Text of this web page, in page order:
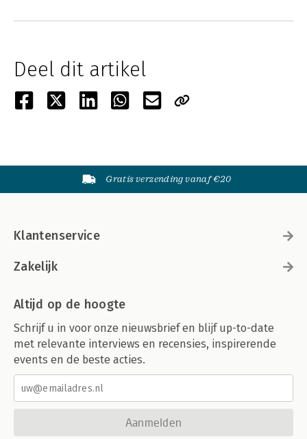
Deel dit artikel
Gratis verzending vanaf €20
Klantenservice
Zakelijk
Altijd op de hoogte
Schrijf u in voor onze nieuwsbrief en blijf up-to-date
met relevante interviews en recensies, inspirerende
events en de beste acties.
Aanmelden